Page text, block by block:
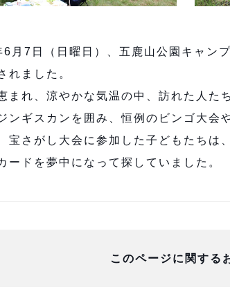
月7日（日曜日）、五鹿山公園キャン
れました。
れ、涼やかな気温の中、訪れた人た
ンギスカンを囲み、恒例のビンゴ大会
宝さがし大会に参加した子どもたちは
ードを夢中になって探していました。
このページに関する